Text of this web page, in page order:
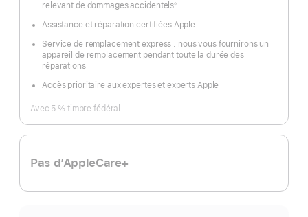
relevant de dommages accidentels
bas
◊
Assistance et réparation certifiées Apple
Service de remplacement express : nous vous fournirons un
appareil de remplacement pendant toute la durée des
réparations
Accès prioritaire aux expertes et experts Apple
Avec 5 % timbre fédéral
Pas d’AppleCare+